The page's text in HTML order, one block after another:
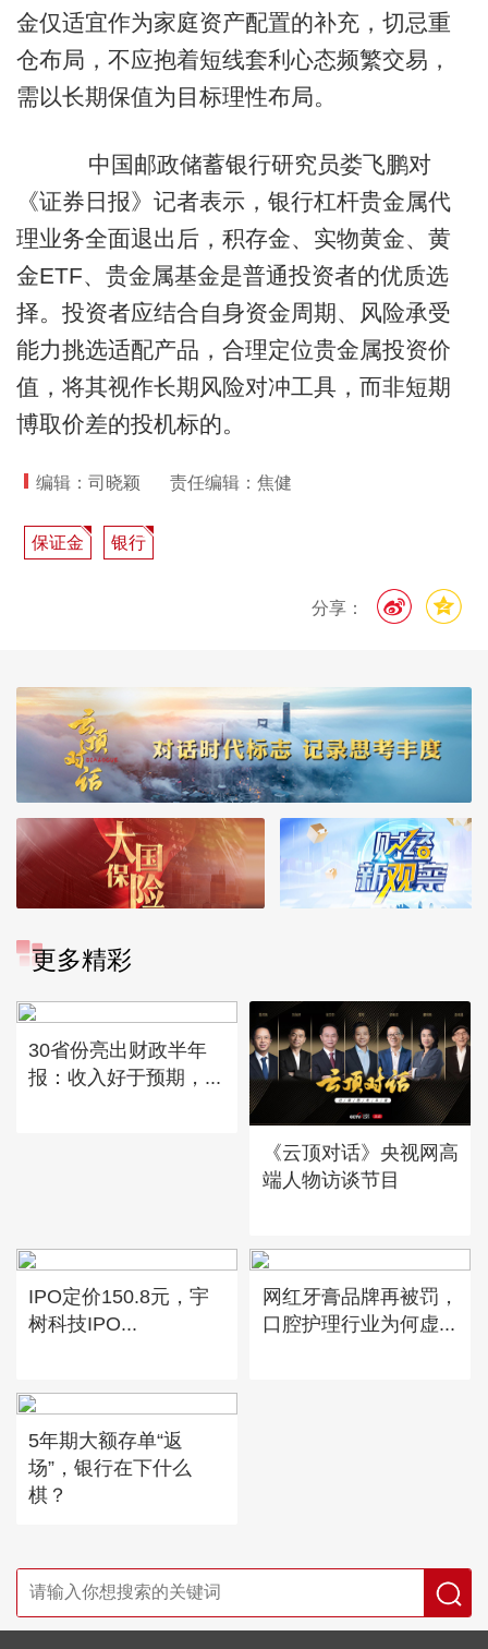
金仅适宜作为家庭资产配置的补充，切忌重
仓布局，不应抱着短线套利心态频繁交易，
需以长期保值为目标理性布局。
中国邮政储蓄银行研究员娄飞鹏对
《证券日报》记者表示，银行杠杆贵金属代
理业务全面退出后，积存金、实物黄金、黄
金ETF、贵金属基金是普通投资者的优质选
择。投资者应结合自身资金周期、风险承受
能力挑选适配产品，合理定位贵金属投资价
值，将其视作长期风险对冲工具，而非短期
博取价差的投机标的。
编辑：司晓颖 责任编辑：焦健
保证金 银行
分享：
更多精彩
30省份亮出财政半年
报：收入好于预期，...
《云顶对话》央视网高
端人物访谈节目
IPO定价150.8元，宇
树科技IPO...
网红牙膏品牌再被罚，
口腔护理行业为何虚...
5年期大额存单“返
场”，银行在下什么
棋？